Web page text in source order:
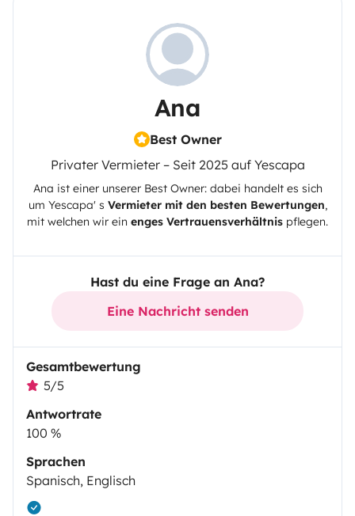
Ana
Best Owner
Privater Vermieter – Seit 2025 auf Yescapa
Ana ist einer unserer Best Owner: dabei handelt es sich
um Yescapa' s Vermieter mit den besten Bewertungen,
mit welchen wir ein enges Vertrauensverhältnis pflegen.
Hast du eine Frage an Ana?
Eine Nachricht senden
Gesamtbewertung
5/5
Antwortrate
100 %
Sprachen
Spanisch, Englisch